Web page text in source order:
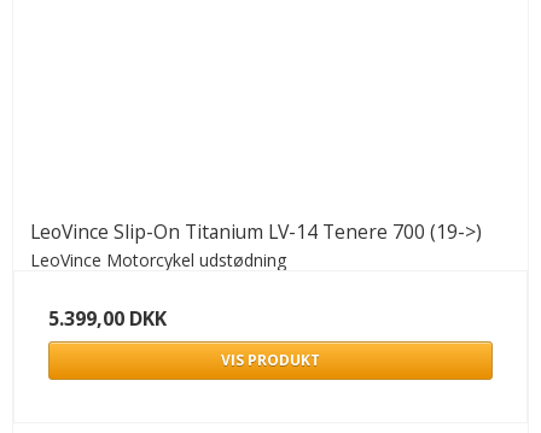
LeoVince Slip-On Titanium LV-14 Tenere 700 (19->)
LeoVince Motorcykel udstødning
5.399,00 DKK
VIS PRODUKT